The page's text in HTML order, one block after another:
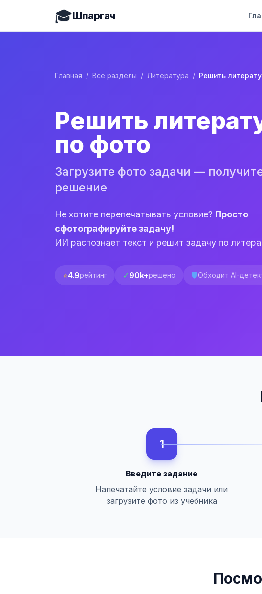
🎓Шпаргач
Главная / Все разделы / Литература /
Решить
по фото
Загрузите фото задачи —
решение
Не хотите перепечатывать условие? Просто
сфотографируйте задачу!
ИИ распознает текст и решит задачу по
⭐4.9рейтинг ✓90k+решено 🛡️Обходит AI-
1
Введите задание
Напечатайте условие задачи или
загрузите фото из учебника